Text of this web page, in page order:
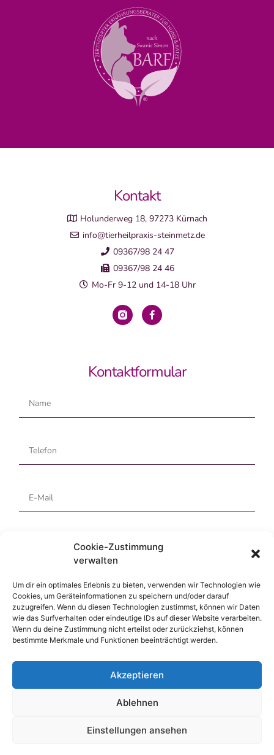
Cookie-Zustimmung
verwalten
Um dir ein optimales Erlebnis zu bieten, verwenden wir Technologien wie
Cookies, um Geräteinformationen zu speichern und/oder darauf
zuzugreifen. Wenn du diesen Technologien zustimmst, können wir Daten
wie das Surfverhalten oder eindeutige IDs auf dieser Website verarbeiten.
Wenn du deine Zustimmung nicht erteilst oder zurückziehst, können
bestimmte Merkmale und Funktionen beeinträchtigt werden.
Akzeptieren
Ablehnen
Einstellungen ansehen
Kontakt
Holunderweg 18, 97273 Kürnach
info@tierheilpraxis-steinmetz.de
09367/98 24 47
09367/98 24 46
Mo-Fr 9-12 und 14-18 Uhr
Kontaktformular
Ich habe dieDatenschutz­erklärunggelesen und aktzeptiert
ABSCHICKEN ⟶